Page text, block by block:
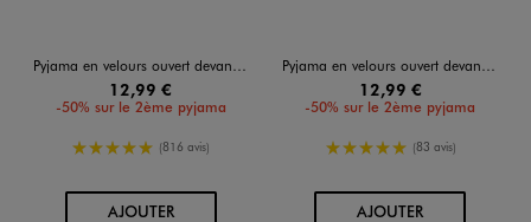
Pyjama en velours ouvert devant motif renard bébé garçon
12,99 €
-50% sur le 2ème pyjama
5/5 de moyenne
(816 avis)
AJOUTERAU PANIER
Pyjama en velours ouvert devant motif chat et pois bébé
12,99 €
-50% sur le 2ème pyjama
5/5 de moyenne
(83 avis)
AJOUTERAU PANIER